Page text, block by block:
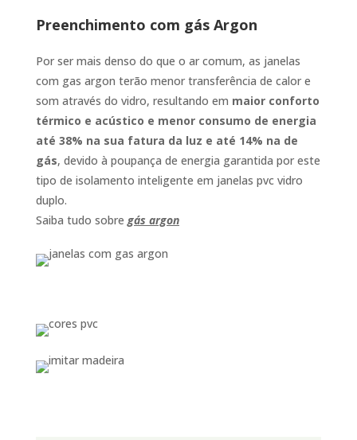
Preenchimento com gás Argon
Por ser mais denso do que o ar comum, as janelas
com gas argon terão menor transferência de calor e
som através do vidro, resultando em maior conforto
térmico e acústico e menor consumo de energia
até 38% na sua fatura da luz e até 14% na de
gás, devido à poupança de energia garantida por este
tipo de isolamento inteligente em janelas pvc vidro
duplo.
Saiba tudo sobre gás argon